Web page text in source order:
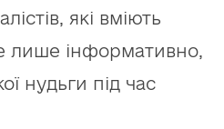
які вміють
лише інформативно,
нудьги під час